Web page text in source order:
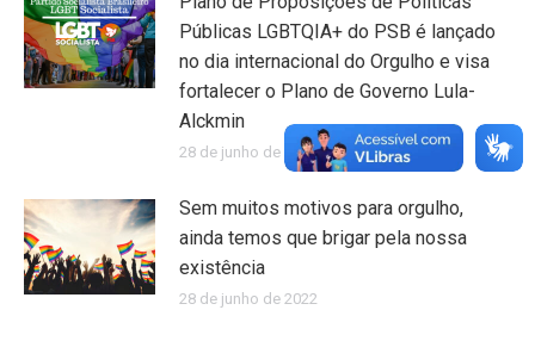
Públicas LGBTQIA+ do PSB é lançado
no dia internacional do Orgulho e visa
fortalecer o Plano de Governo Lula-
Alckmin
28 de junho de 2022
Sem muitos motivos para orgulho,
ainda temos que brigar pela nossa
existência
28 de junho de 2022